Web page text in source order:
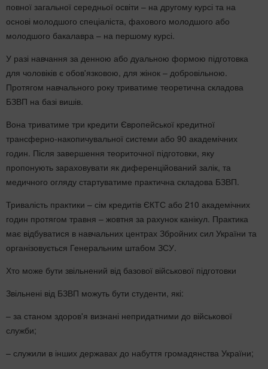
повної загальної середньої освіти – на другому курсі та на
основі молодшого спеціаліста, фахового молодшого або
молодшого бакалавра – на першому курсі.
У разі навчання за денною або дуальною формою підготовка
для чоловіків є обов'язковою, для жінок – добровільною.
Протягом навчального року триватиме теоретична складова
БЗВП на базі вишів.
Вона триватиме три кредити Європейської кредитної
трансферно-накопичувальної системи або 90 академічних
годин. Після завершення теориточної підготовки, яку
пропонують зараховувати як диференційований залік, та
медичного огляду стартуватиме практична складова БЗВП.
Тривалість практики – сім кредитів ЄКТС або 210 академічних
годин протягом травня – жовтня за рахунок канікул. Практика
має відбуватися в навчальних центрах Збройних сил України та
організовується Генеральним штабом ЗСУ.
Хто може бути звільнений від базової військової підготовки
Звільнені від БЗВП можуть бути студенти, які:
– за станом здоров'я визнані непридатними до військової
служби;
– служили в інших державах до набуття громадянства України;